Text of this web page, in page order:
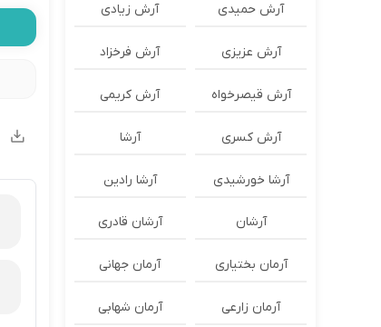
آرش حمیدی آرش زیادی
آرش عزیزی آرش فرخزاد
آرش قیصرخواه آرش کریمی
آرش کسری آرشا
آرشا خورشیدی آرشا رادین
آرشان آرشان قادری
آرمان بختیاری آرمان جهانی
آرمان زارعی آرمان شهابی